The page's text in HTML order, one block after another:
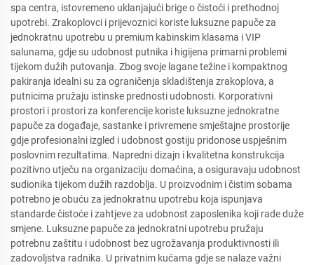
spa centra, istovremeno uklanjajući brige o čistoći i prethodnoj
upotrebi. Zrakoplovci i prijevoznici koriste luksuzne papuče za
jednokratnu upotrebu u premium kabinskim klasama i VIP
salunama, gdje su udobnost putnika i higijena primarni problemi
tijekom dužih putovanja. Zbog svoje lagane težine i kompaktnog
pakiranja idealni su za ograničenja skladištenja zrakoplova, a
putnicima pružaju istinske prednosti udobnosti. Korporativni
prostori i prostori za konferencije koriste luksuzne jednokratne
papuče za događaje, sastanke i privremene smještajne prostorije
gdje profesionalni izgled i udobnost gostiju pridonose uspješnim
poslovnim rezultatima. Napredni dizajn i kvalitetna konstrukcija
pozitivno utječu na organizaciju domaćina, a osiguravaju udobnost
sudionika tijekom dužih razdoblja. U proizvodnim i čistim sobama
potrebno je obuću za jednokratnu upotrebu koja ispunjava
standarde čistoće i zahtjeve za udobnost zaposlenika koji rade duže
smjene. Luksuzne papuče za jednokratni upotrebu pružaju
potrebnu zaštitu i udobnost bez ugrožavanja produktivnosti ili
zadovoljstva radnika. U privatnim kućama gdje se nalaze važni